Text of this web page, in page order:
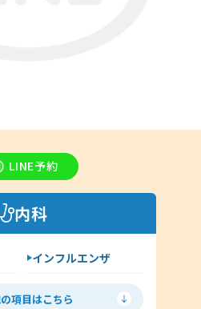
LINE予約
内科
インフルエンザ
花粉症
項目はこちら